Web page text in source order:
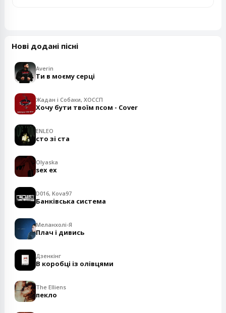
Нові додані пісні
Averin
Ти в моєму серці
Жадан і Собаки, ХОССП
Хочу бути твоїм псом - Cover
ENLEO
сто зі ста
Olyaska
sex ex
D016, Kova97
Банківська система
Меланхолі-Я
Плач і дивись
Дзенкінг
В коробці із олівцями
The Elliens
пекло